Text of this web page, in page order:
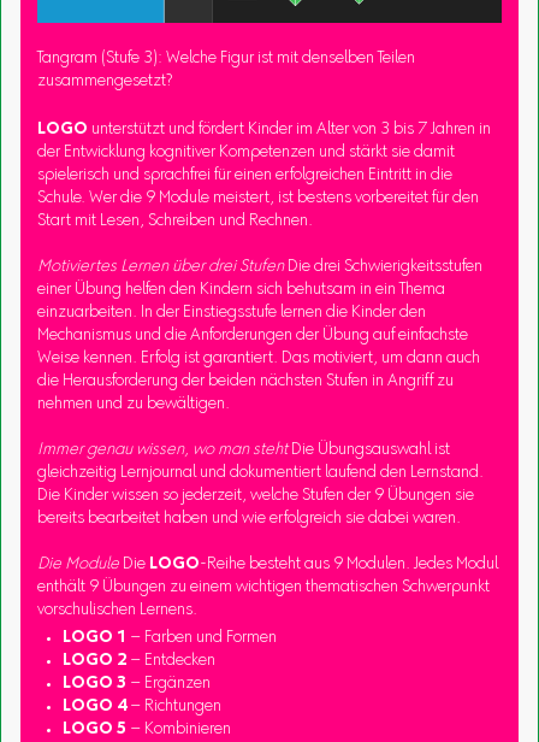
Tangram (Stufe 3): Welche Figur ist mit denselben Teilen
zusammengesetzt?
LOGO unterstützt und fördert Kinder im Alter von 3 bis 7 Jahren in
der Entwicklung kognitiver Kompetenzen und stärkt sie damit
spielerisch und sprachfrei für einen erfolgreichen Eintritt in die
Schule. Wer die 9 Module meistert, ist bestens vorbereitet für den
Start mit Lesen, Schreiben und Rechnen.
Motiviertes Lernen über drei StufenDie drei Schwierigkeitsstufen
einer Übung helfen den Kindern sich behutsam in ein Thema
einzuarbeiten. In der Einstiegsstufe lernen die Kinder den
Mechanismus und die Anforderungen der Übung auf einfachste
Weise kennen. Erfolg ist garantiert. Das motiviert, um dann auch
die Herausforderung der beiden nächsten Stufen in Angriff zu
nehmen und zu bewältigen.
Immer genau wissen, wo man stehtDie Übungsauswahl ist
gleichzeitig Lernjournal und dokumentiert laufend den Lernstand.
Die Kinder wissen so jederzeit, welche Stufen der 9 Übungen sie
bereits bearbeitet haben und wie erfolgreich sie dabei waren.
Die Module Die LOGO-Reihe besteht aus 9 Modulen. Jedes Modul
enthält 9 Übungen zu einem wichtigen thematischen Schwerpunkt
vorschulischen Lernens.
LOGO 1 – Farben und Formen
LOGO 2 – Entdecken
LOGO 3 – Ergänzen
LOGO 4– Richtungen
LOGO 5 – Kombinieren